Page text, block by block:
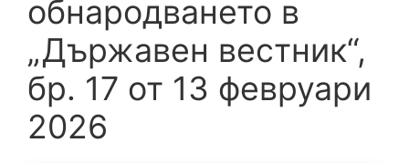
обнародването в
„Държавен вестник“,
бр. 17 от 13 февруари
2026